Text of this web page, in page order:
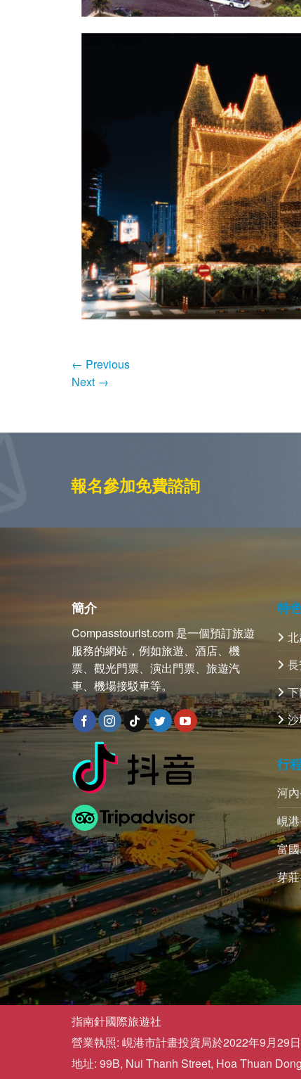
← Previous
Next →
報名參加免費諮詢
簡介
Compasstourist.com 是一個預訂旅遊
服務的網站，例如旅遊、酒店、機
票、觀光門票、演出門票、旅遊汽
車、機場接駁車等。
特
行
河
峴
富
芽
指南針國際旅遊社
營業執照: 峴港市計畫投資局於2022年9月29
地址: 99B, Nui Thanh Street, Hoa Thuan